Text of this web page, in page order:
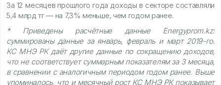
За 12 месяцев прошлого года доходы в секторе составляли
5,4 млрд тг — на 7,3% меньше, чем годом ранее.
* Приведены расчётные данные Energyprom.kz:
суммированы данные за январь, февраль и март 2019-го.
КС МНЭ РК даёт другие данные по сокращению доходов,
что не соответствует суммарным показателям за 3 месяца,
в сравнении с аналогичным периодом годом ранее. Выше
упоминалось, что и месячный рост КС МНЭ РК показывает